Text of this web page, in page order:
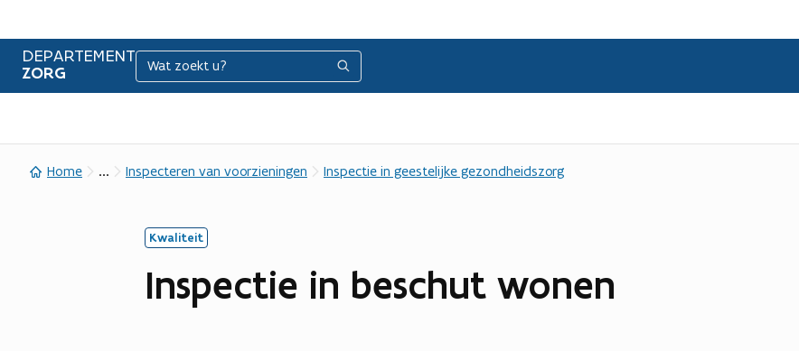
DEPARTEMENT
ZORG
Zoeken Zoeken
Home ... Inspecteren van voorzieningen Inspectie in geestelijke gezondheidszorg
Kwaliteit
Inspectie in beschut wonen